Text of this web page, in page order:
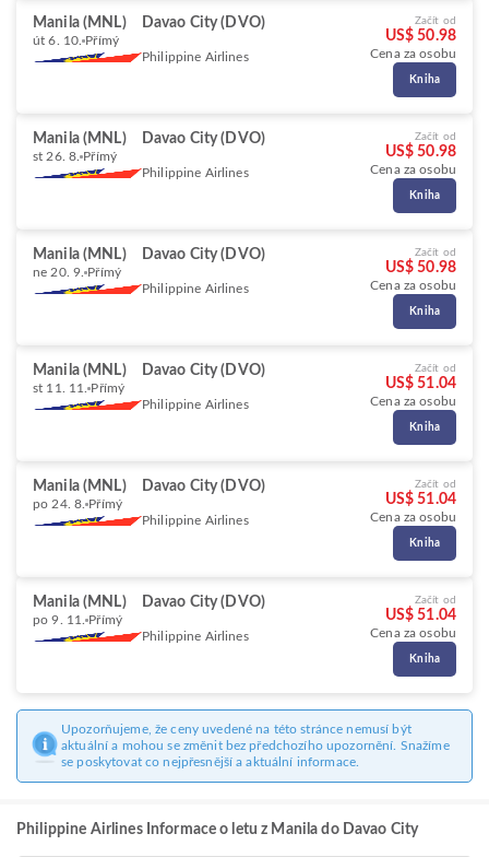
Manila (MNL) Davao City (DVO)
út 6. 10. Přímý
Philippine Airlines
Začít od
US$ 50.98
Cena za osobu
Kniha
Manila (MNL) Davao City (DVO)
st 26. 8. Přímý
Philippine Airlines
Začít od
US$ 50.98
Cena za osobu
Kniha
Manila (MNL) Davao City (DVO)
ne 20. 9. Přímý
Philippine Airlines
Začít od
US$ 50.98
Cena za osobu
Kniha
Manila (MNL) Davao City (DVO)
st 11. 11. Přímý
Philippine Airlines
Začít od
US$ 51.04
Cena za osobu
Kniha
Manila (MNL) Davao City (DVO)
po 24. 8. Přímý
Philippine Airlines
Začít od
US$ 51.04
Cena za osobu
Kniha
Manila (MNL) Davao City (DVO)
po 9. 11. Přímý
Philippine Airlines
Začít od
US$ 51.04
Cena za osobu
Kniha
Upozorňujeme, že ceny uvedené na této stránce nemusí být
aktuální a mohou se změnit bez předchozího upozornění. Snažíme
se poskytovat co nejpřesnější a aktuální informace.
Philippine Airlines Informace o letu z Manila do Davao City